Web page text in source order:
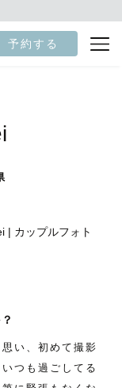
予約する
い、初めて撮影
つも過ごしてる